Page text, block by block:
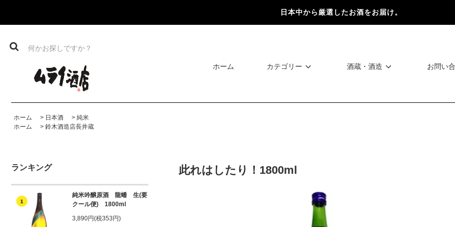
日本中から厳選したお酒をお届け。
ホーム カテゴリー 酒蔵・酒造 お問い
ホーム > 日本酒 > 純米
ホーム
> 鈴木酒造店長井蔵
ランキング
1
純米吟醸原酒 龍蟠 生(要
クール便) 1800ml
3,890円(税353円)
此れはしたり！1800ml